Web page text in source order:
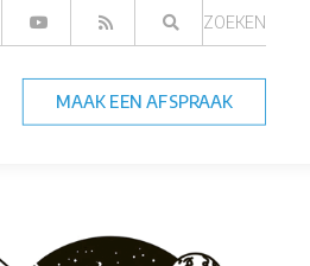
ZOEKEN
MAAK EEN AFSPRAAK